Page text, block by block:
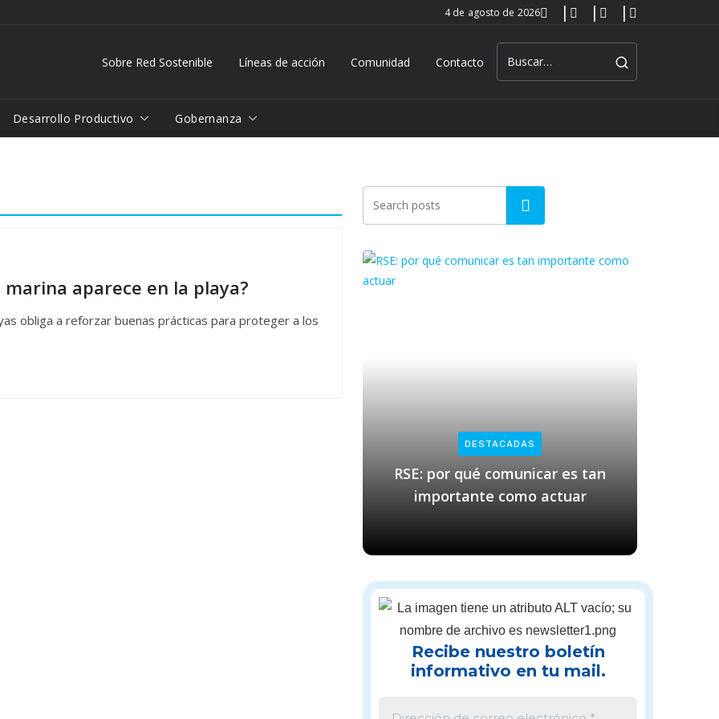
4 de agosto de 2026
Sobre Red Sostenible Líneas de acción Comunidad Contacto
Desarrollo Productivo Gobernanza
aparece en la playa?
obliga a reforzar buenas prácticas para proteger a los
DESTACADAS
RSE: por qué comunicar es tan
importante como actuar
Recibe nuestro boletín
informativo en tu mail.